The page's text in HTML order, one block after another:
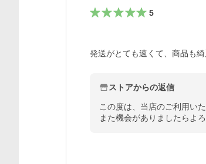
5
発送がとても速くて、商品も
ストアからの返信
この度は、当店のご利用い
また機会がありましたらよ